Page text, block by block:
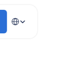
Select Language